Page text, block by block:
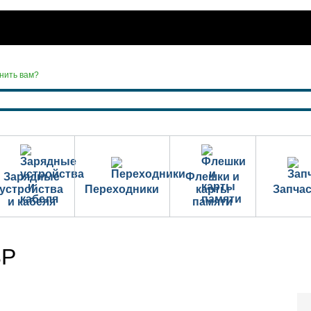
вам?
Зарядные
устройства
и кабеля
Переходники
Флешки и
карты
памяти